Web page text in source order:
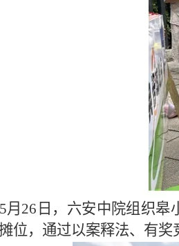
5月26日，六安中院组织皋
位，通过以案释法、有奖